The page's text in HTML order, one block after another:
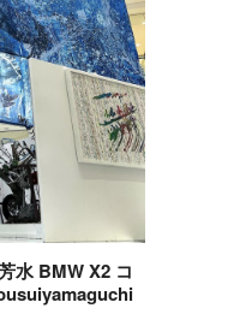
水 BMW X2 コ